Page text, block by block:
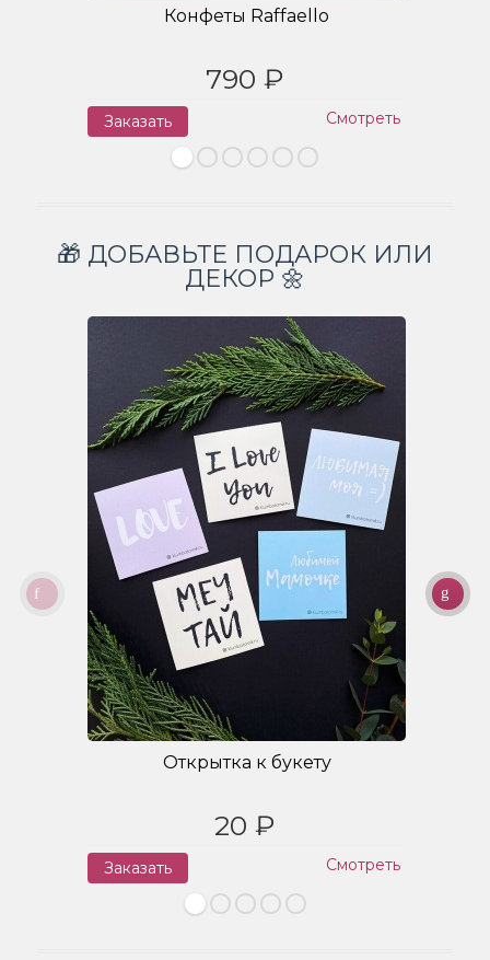
Конфеты Raffaello
790 ₽
Заказать Смотреть
🎁 ДОБАВЬТЕ ПОДАРОК ИЛИ
ДЕКОР 🌼
Открытка к букету
20 ₽
Заказать Смотреть